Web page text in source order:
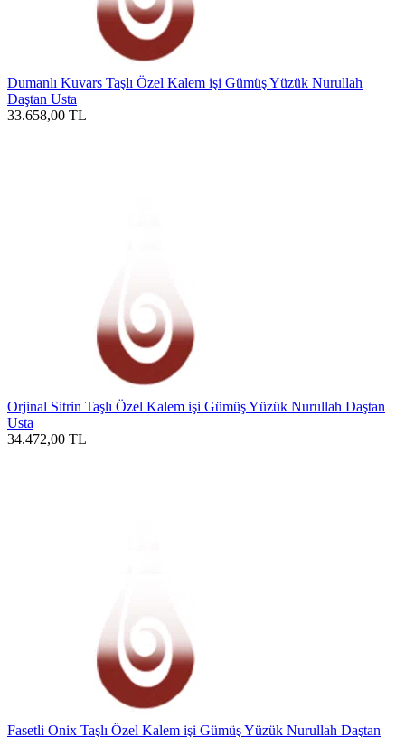
Dumanlı Kuvars Taşlı Özel Kalem işi Gümüş Yüzük Nurullah
Daştan Usta
33.658,00 TL
Orjinal Sitrin Taşlı Özel Kalem işi Gümüş Yüzük Nurullah Daştan
Usta
34.472,00 TL
Fasetli Onix Taşlı Özel Kalem işi Gümüş Yüzük Nurullah Daştan